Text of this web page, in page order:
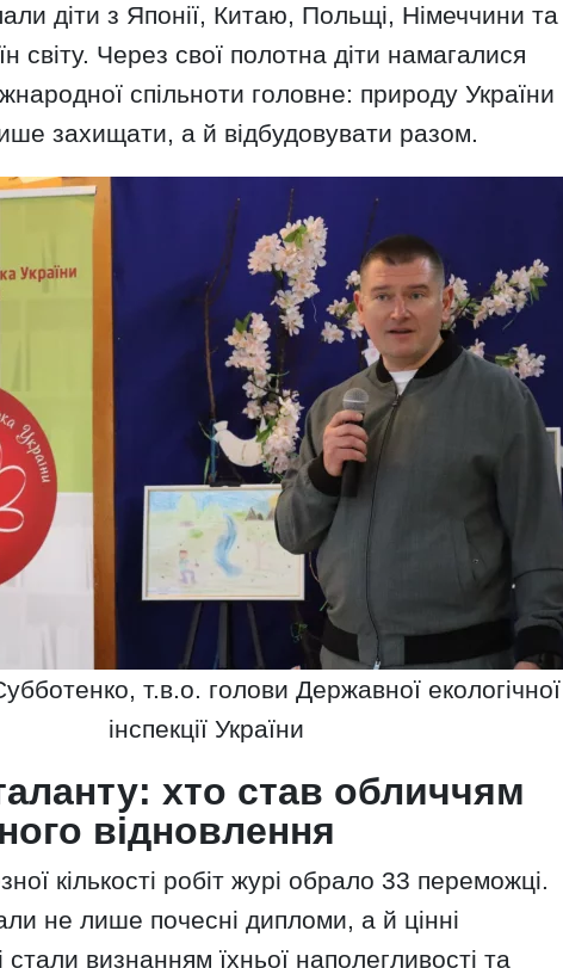
діти з Японії, Китаю, Польщі, Німеччини та
світу. Через свої полотна діти намагалися
спільноти головне: природу України
захищати, а й відбудовувати разом.
т.в.о. голови Державної екологічної
інспекції України
хто став обличчям
відновлення
кількості робіт журі обрало 33 переможці.
не лише почесні дипломи, а й цінні
стали визнанням їхньої наполегливості та